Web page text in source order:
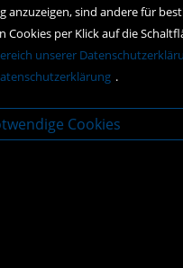
anzuzeigen, sind andere für
per Klick auf die
unserer
.
Cookies